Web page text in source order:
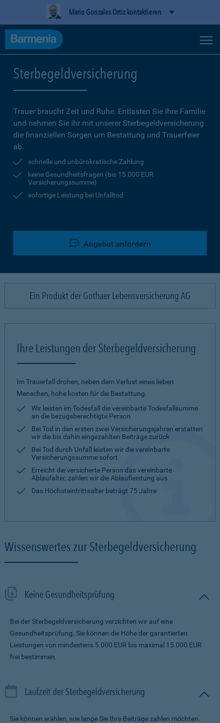
Mario Gonzales Ortiz kontaktieren
Sterbegeldversicherung
Trauer braucht Zeit und Ruhe: Entlasten Sie Ihre Familie
und nehmen Sie ihr mit unserer Sterbegeldversicherung
die finanziellen Sorgen um Bestattung und Trauerfeier
ab.
schnelle und unbürokratische Zahlung
keine Gesundheitsfragen (bis 15.000 EUR
Versicherungssumme)
sofortige Leistung bei Unfalltod
Angebot anfordern
Ein Produkt der Gothaer Lebensversicherung AG
Ihre Leistungen der Sterbegeldversicherung
Im Trauerfall drohen, neben dem Verlust eines lieben
Menschen, hohe kosten für die Bestattung.
Wir leisten im Todesfall die vereinbarte Todesfallsumme
an die bezugsberechtigte Person
Bei Tod in den ersten zwei Versicherungsjahren erstatten
wir die bis dahin eingezahlten Beiträge zurück
Bei Tod durch Unfall leisten wir die vereinbarte
Versicherungssumme sofort
Erreicht die versicherte Person das vereinbarte
Ablaufalter, zahlen wir die Ablaufleistung aus
Das Höchsteintrittsalter beträgt 75 Jahre
Wissenswertes zur Sterbegeldversicherung
Keine Gesundheitsprüfung
Bei der Sterbegeldversicherung verzichten wir auf eine
Gesundheitsprüfung. Sie können die Höhe der garantierten
Leistungen von mindestens 5.000 EUR bis maximal 15.000 EUR
frei bestimmen.
Laufzeit der Sterbegeldversicherung
Sie können wählen, wie lange Sie Ihre Beiträge zahlen möchten.